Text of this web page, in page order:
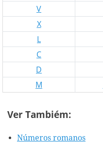
V
X
L
C
D
M
Ver Tambiém:
Números romanos